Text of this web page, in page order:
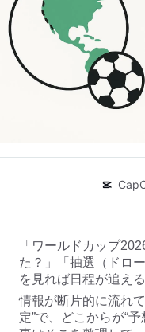
テキストとオーディオ
自動キャプション
キャプションテンプ
テキスト読み上げ
カスタム音声
ノイズ軽減
画像
ライフスタイル＆ブ
カスタムデザイン
その他
ハウツーガイド
ピックアップ
テンプレートのトレ
その他
産業のテンプレート
振り返りのテンプ
トラストセンター
ヘルプセンター
ニュースルーム
CapCutを起動
「ワールドカップ
た？」「抽選（ドロ
を見れば日程が追える
情報が断片的に流れ
定”で、どこからが“